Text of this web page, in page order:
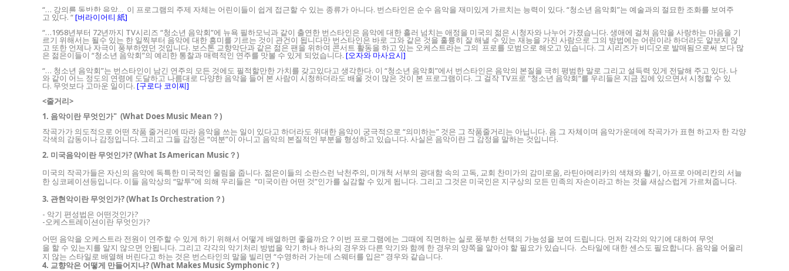
“… 강의를 동반한 음악... 이 프로그램의 주제 자체는 어린이들이 쉽게 접근할 수 있는 종류가 아니다. 번스타인은 순수 음악을 재미있게 가르치는 능력이 있다. “청소년 음악회”는 예술과의 절묘한 조화를 보여주
고 있다.“[버라이어티 紙]
“…1958년부터 72년까지 TV시리즈 “청소년 음악회”에 뉴욕 필하모닉과 같이 출연한 번스타인은 음악에 대한 흘러 넘치는 애정을 미국의 젊은 시청자와 나누어 가졌습니다. 생애에 걸쳐 음악을 사랑하는 마음을 기
르기 위해서는 될수 있는 한 일찍부터 음악에 대한 흥미를 기르는 것이 관건이 됩니다만 번스타인은 바로 그와 같은 것을 훌륭히 잘 해낼 수 있는 재능을 가진 사람으로 그의 방법에는 어린이라 하더라도 얕보지 않
고 또한 언제나 자극이 풍부하였던 것입니다. 보스톤 교향악단과 같은 젊은 팬을 위하여 콘서트 활동을 하고 있는 오케스트라는 그의 프로를 모범으로 해오고 있습니다. 그 시리즈가 비디오로 발매됨으로써 보다 많
은 젊은이들이 “청소년 음악회”의 예리한 통찰과 매력적인 연주를 맛볼 수 있게 되었습니다. [오자와 마사요시]
“… 청소년 음악회”는 번스타인이 남긴 연주의 모든 것에도 필적할만한 가치를 갖고있다고 생각한다. 이 “청소년 음악회”에서 번스타인은 음악의 본질을 극히 평범한 말로 그리고 설득력 있게 전달해 주고 있다. 나
와 같이 어느 정도의 연령에 도달하고 나름대로 다양한 음악을 들어 본 사람이 시청하더라도 배울 것이 많은 것이 본 프로그램이다. 그 걸작 TV프로 "청소년 음악회“를 우리들은 지금 집에 있으면서 시청할 수 있
다. 무엇보다 고마운 일이다. [구로다 코이찌]
<줄거리>
1. 음악이란 무엇인가" (What Does Music Mean？)
작곡가가 의도적으로 어떤 작품 줄거리에 따라 음악을 쓰는 일이 있다고 하더라도 위대한 음악이 궁극적으로 “의미하는” 것은 그 작품줄거리는 아닙니다. 음 그 자체이며 음악가운데에 작곡가가 표현 하고자 한 각양
각색의 감동이나 감정입니다. 그리고 그들 감정은 “여분”이 아니고 음악의 본질적인 부분을 형성하고 있습니다. 사실은 음악이란 그 감정을 말하는 것입니다.
2. 미국음악이란 무엇인가? (What Is American Music？)
미국의 작곡가들은 자신의 음악에 독특한 미국적인 울림을 줍니다. 젊은이들의 소란스런 낙천주의, 미개척 서부의 광대함 속의 고독, 교회 찬미가의 감미로움, 라틴아메리카의 색채와 활기, 아프로 아메리칸의 서늘
한 싱코페이션등입니다. 이들 음악상의 “말투”에 의해 우리들은 “미국이란 어떤 것”인가를 실감할 수 있게 됩니다. 그리고 그것은 미국인은 지구상의 모든 민족의 자손이라고 하는 것을 새삼스럽게 가르쳐줍니다.
3. 관현악이란 무엇인가? (What Is Orchestration？)
- 악기 편성법은 어떤것인가?
-오케스트레이션이란 무엇인가?
어떤 음악을 오케스트라 전원이 연주할 수 있게 하기 위해서 어떻게 배열하면 좋을까요？이번 프로그램에는 그때에 직면하는 실로 풍부한 선택의 가능성을 보여 드립니다. 먼저 각각의 악기에 대하여 무엇
을 할 수 있는지를 알지 않으면 안됩니다. 그리고 각각의 악기처리 방법을 악기 하나 하나의 경우와 다른 악기와 함께 한 경우의 양쪽을 알아야 할 필요가 있습니다. 스타일에 대한 센스도 필요합니다. 음악을 어울리
지 않는 스타일로 배열해 버린다고 하는 것은 번스타인의 말을 빌리면 “수영하러 가는데 스웨터를 입은” 경우와 같습니다.
4. 교향악은 어떻게 만들어지나? (What Makes Music Symphonic？)